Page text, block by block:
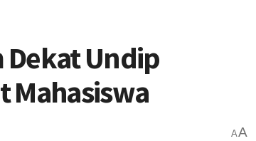
Dekat Undip
Mahasiswa
AA